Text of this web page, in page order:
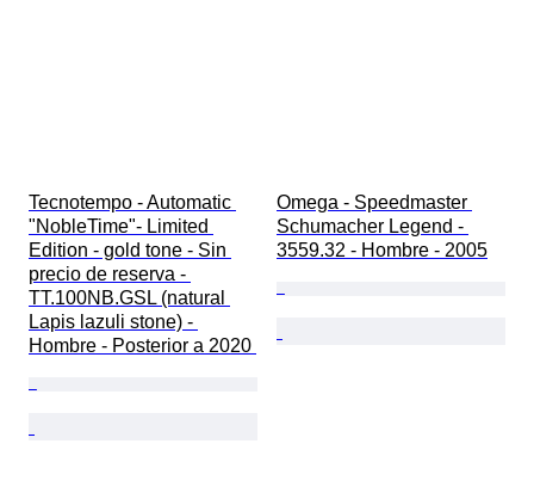
Tecnotempo - Automatic
"NobleTime"- Limited
Edition - gold tone - Sin
precio de reserva -
TT.100NB.GSL (natural
Lapis lazuli stone) -
Hombre - Posterior a 2020
Omega - Speedmaster
Schumacher Legend -
3559.32 - Hombre - 2005